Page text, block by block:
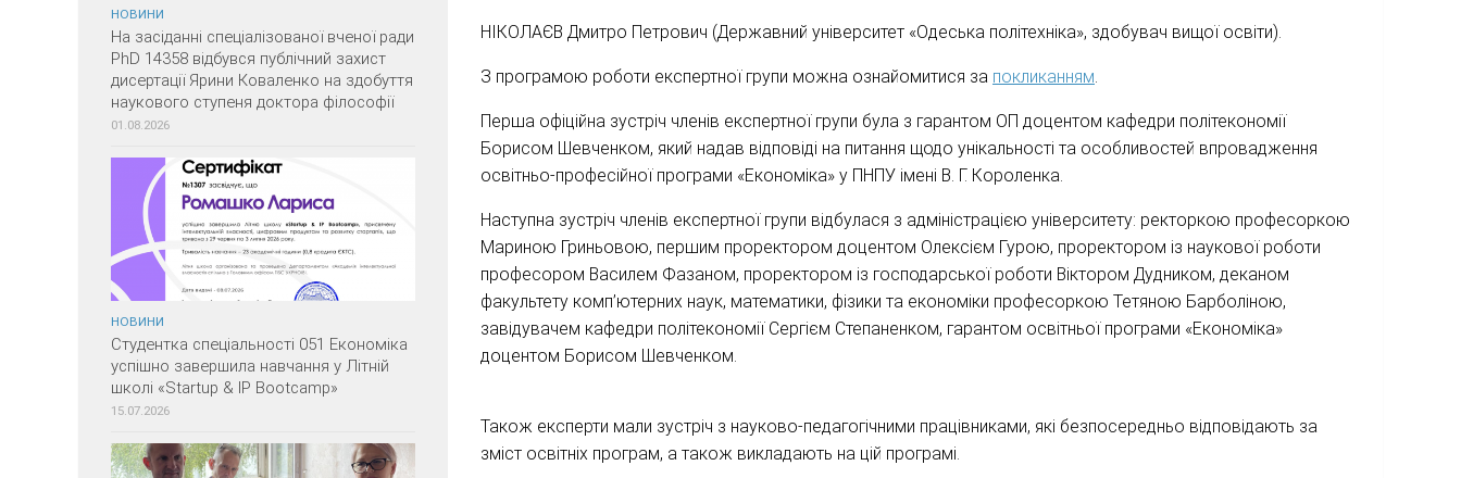
НІКОЛАЄВ Дмитро Петрович (Державний університет «Одеська політехніка», здобувач вищої освіти).
З програмою роботи експертної групи можна ознайомитися за покликанням.
Перша офіційна зустріч членів експертної групи була з гарантом ОП доцентом кафедри політекономії
Борисом Шевченком, який надав відповіді на питання щодо унікальності та особливостей впровадження
освітньо-професійної програми «Економіка» у ПНПУ імені В. Г. Короленка.
Наступна зустріч членів експертної групи відбулася з адміністрацією університету: ректоркою професоркою
Мариною Гриньовою, першим проректором доцентом Олексієм Гурою, проректором із наукової роботи
професором Василем Фазаном, проректором із господарської роботи Віктором Дудником, деканом
факультету комп’ютерних наук, математики, фізики та економіки професоркою Тетяною Барболіною,
завідувачем кафедри політекономії Сергієм Степаненком, гарантом освітньої програми «Економіка»
доцентом Борисом Шевченком.
Також експерти мали зустріч з науково-педагогічними працівниками, які безпосередньо відповідають за
зміст освітніх програм, а також викладають на цій програмі.
НОВИНИ
На засіданні спеціалізованої вченої ради
PhD 14358 відбувся публічний захист
дисертації Ярини Коваленко на здобуття
наукового ступеня доктора філософії
01.08.2026
НОВИНИ
Студентка спеціальності 051 Економіка
успішно завершила навчання у Літній
школі «Startup & IP Bootcamp»
15.07.2026